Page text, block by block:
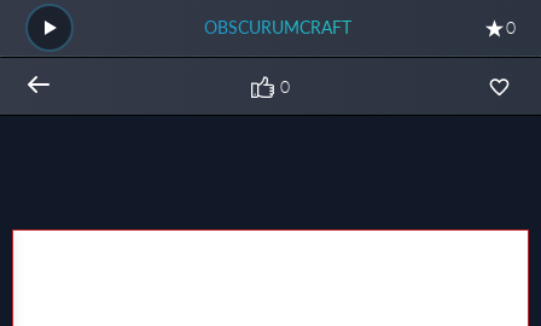
OBSCURUMCRAFT 0
0